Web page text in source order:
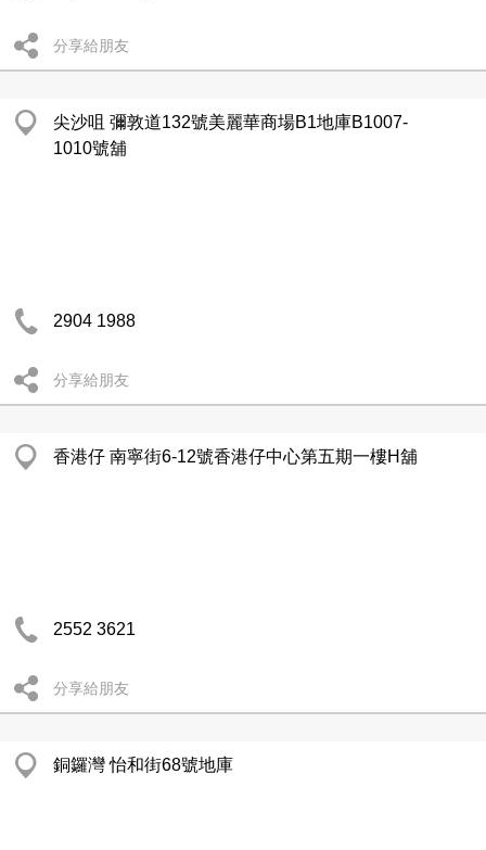
分享給朋友
尖沙咀 彌敦道132號美麗華商場B1地庫B1007-
1010號舖
2904 1988
分享給朋友
香港仔 南寧街6-12號香港仔中心第五期一樓H舖
2552 3621
分享給朋友
銅鑼灣 怡和街68號地庫